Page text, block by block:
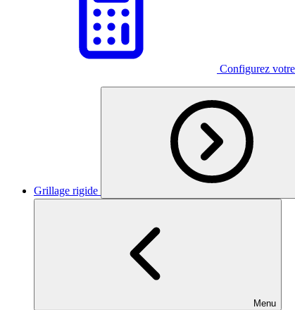
Configurez
Grillage rigide
Menu